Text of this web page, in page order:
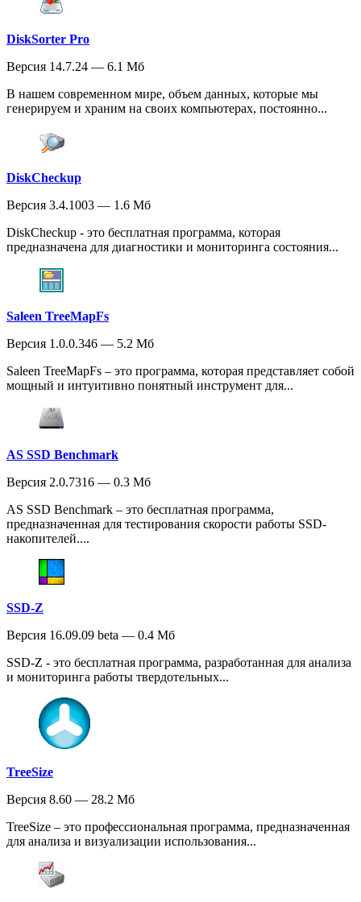
DiskSorter Pro
Версия 14.7.24 — 6.1 Мб
В нашем современном мире, объем данных, которые мы
генерируем и храним на своих компьютерах, постоянно...
DiskCheckup
Версия 3.4.1003 — 1.6 Мб
DiskCheckup - это бесплатная программа, которая
предназначена для диагностики и мониторинга состояния...
Saleen TreeMapFs
Версия 1.0.0.346 — 5.2 Мб
Saleen TreeMapFs – это программа, которая представляет собой
мощный и интуитивно понятный инструмент для...
AS SSD Benchmark
Версия 2.0.7316 — 0.3 Мб
AS SSD Benchmark – это бесплатная программа,
предназначенная для тестирования скорости работы SSD-
накопителей....
SSD-Z
Версия 16.09.09 beta — 0.4 Мб
SSD-Z - это бесплатная программа, разработанная для анализа
и мониторинга работы твердотельных...
TreeSize
Версия 8.60 — 28.2 Мб
TreeSize – это профессиональная программа, предназначенная
для анализа и визуализации использования...